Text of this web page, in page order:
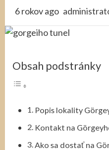
6 rokov ago
Obsah podstránky
Popis lokality
Kontakt na
Ako sa dostať na